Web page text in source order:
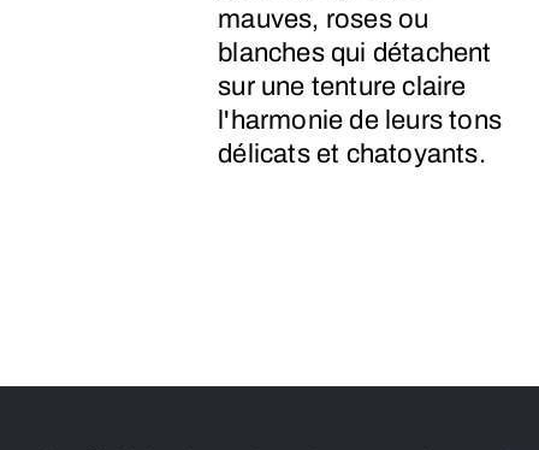
mauves, roses ou
blanches qui détachent
sur une tenture claire
l'harmonie de leurs tons
délicats et chatoyants.